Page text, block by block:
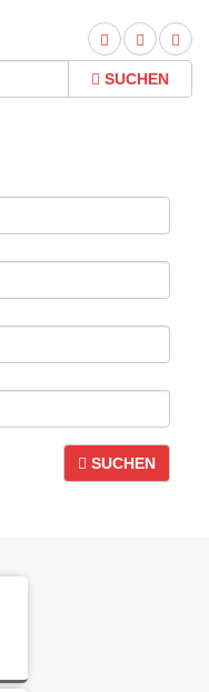
SUCHEN
SUCHEN